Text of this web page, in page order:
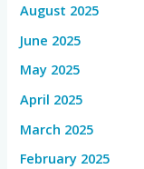
August 2025
June 2025
May 2025
April 2025
March 2025
February 2025